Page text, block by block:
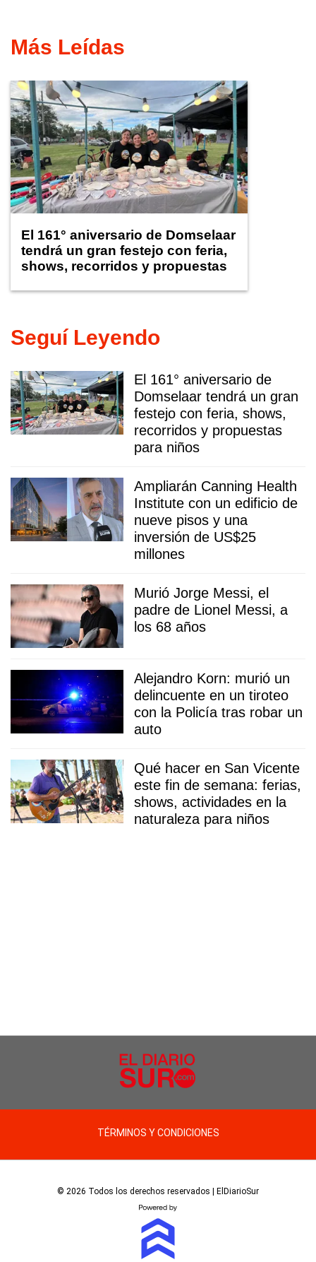
Más Leídas
El 161° aniversario de Domselaar
tendrá un gran festejo con feria,
shows, recorridos y propuestas
Seguí Leyendo
El 161° aniversario de
Domselaar tendrá un gran
festejo con feria, shows,
recorridos y propuestas
para niños
Ampliarán Canning Health
Institute con un edificio de
nueve pisos y una
inversión de US$25
millones
Murió Jorge Messi, el
padre de Lionel Messi, a
los 68 años
Alejandro Korn: murió un
delincuente en un tiroteo
con la Policía tras robar un
auto
Qué hacer en San Vicente
este fin de semana: ferias,
shows, actividades en la
naturaleza para niños
TÉRMINOS Y CONDICIONES
© 2026 Todos los derechos reservados | ElDiarioSur